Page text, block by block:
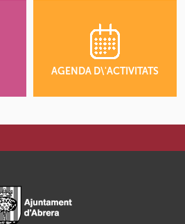
AGENDA D\'ACTIVITATS